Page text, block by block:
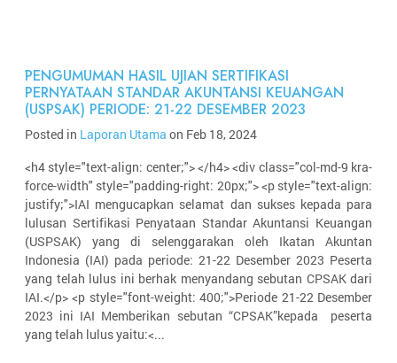
PENGUMUMAN HASIL UJIAN SERTIFIKASI
PERNYATAAN STANDAR AKUNTANSI KEUANGAN
(USPSAK) PERIODE: 21-22 DESEMBER 2023
Posted in Laporan Utama on Feb 18, 2024
<h4 style="text-align: center;"> </h4> <div class="col-md-9 kra-
force-width" style="padding-right: 20px;"> <p style="text-align:
justify;">IAI mengucapkan selamat dan sukses kepada para
lulusan Sertifikasi Penyataan Standar Akuntansi Keuangan
(USPSAK) yang di selenggarakan oleh Ikatan Akuntan
Indonesia (IAI) pada periode: 21-22 Desember 2023 Peserta
yang telah lulus ini berhak menyandang sebutan CPSAK dari
IAI.</p> <p style="font-weight: 400;">Periode 21-22 Desember
2023 ini IAI Memberikan sebutan “CPSAK”kepada peserta
yang telah lulus yaitu:<...